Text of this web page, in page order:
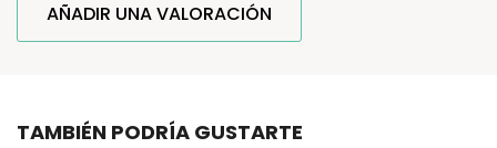
AÑADIR UNA VALORACIÓN
TAMBIÉN PODRÍA GUSTARTE